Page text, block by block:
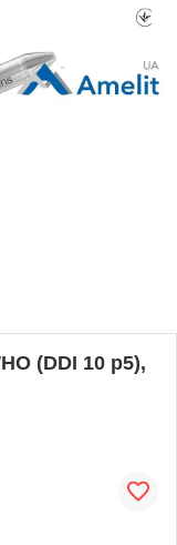
(DDI 10 p5),